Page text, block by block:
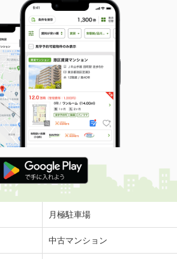
月極駐車場
中古マンション